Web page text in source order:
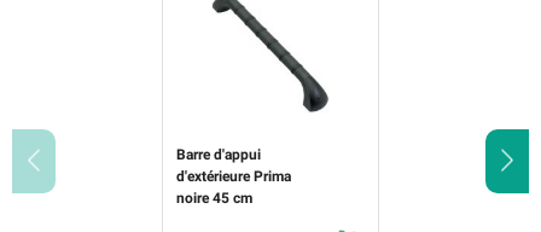
Barre d'appui
d'extérieure Prima
noire 45 cm